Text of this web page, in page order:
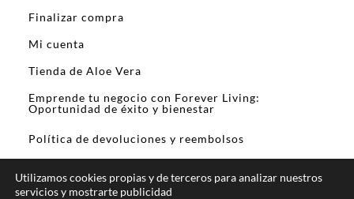
Finalizar compra
Mi cuenta
Tienda de Aloe Vera
Emprende tu negocio con Forever Living:
Oportunidad de éxito y bienestar
Política de devoluciones y reembolsos
Utilizamos cookies propias y de terceros para analizar nuestros
servicios y mostrarte publicidad